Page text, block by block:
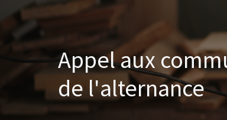
Appel aux
de l'alternance